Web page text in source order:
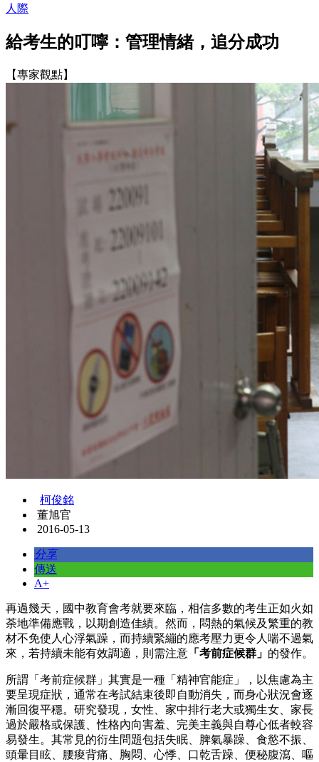
人際
給考生的叮嚀：管理情緒，追分成功
【專家觀點】
柯俊銘
董旭官
2016-05-13
分享
傳送
A+
再過幾天，國中教育會考就要來臨，相信多數的考生正如火如
荼地準備應戰，以期創造佳績。然而，悶熱的氣候及繁重的教
材不免使人心浮氣躁，而持續緊繃的應考壓力更令人喘不過氣
來，若持續未能有效調適，則需注意 「考前症候群」 的發作。
所謂「考前症候群」其實是一種「精神官能症」，以焦慮為主
要呈現症狀，通常在考試結束後即自動消失，而身心狀況會逐
漸回復平穩。研究發現，女性、家中排行老大或獨生女、家長
過於嚴格或保護、性格內向害羞、完美主義與自尊心低者較容
易發生。其常見的衍生問題包括失眠、脾氣暴躁、食慾不振、
頭暈目眩、腰痠背痛、胸悶、心悸、口乾舌躁、便秘腹瀉、嘔